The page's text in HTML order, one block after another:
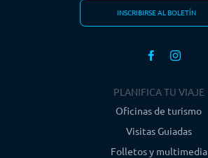
INSCRIBIRSE AL BOLETÍN
PLANIFICA TU VIAJE
Oficinas de turismo
Visitas Guiadas
Folletos y multimedia